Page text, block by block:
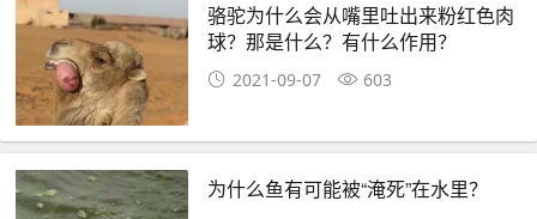
骆驼为什么会从嘴里吐出来粉红色肉
球？那是什么？有什么作用？
2021-09-07 603
为什么鱼有可能被“淹死”在水里？